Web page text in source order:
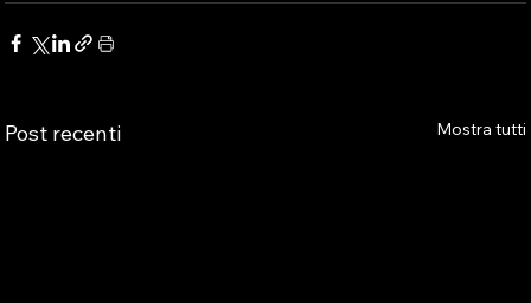
Post recenti Mostra tutti